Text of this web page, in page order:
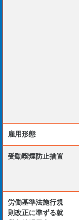
雇用形態
受動喫煙防⽌措置
労働基準法施行規
則改正に準ずる就